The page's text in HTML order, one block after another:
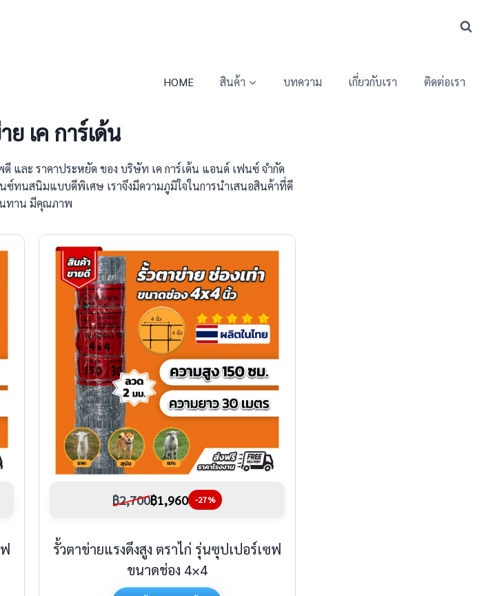
HOME สินค้า บทความ เกี่ยวกับเรา ติดต่อเรา
ย เค การ์เด้น
และ ราคาประหยัด ของ บริษัท เค การ์เด้น แอนด์ เฟนซ์ จำกัด
ซ์ทนสนิมแบบดีพิเศษ เราจึงมีความภูมิใจในการนำเสนอสินค้าที่ดี
ทาน มีคุณภาพ
฿2,700฿1,960 -27%
รั้วตาข่ายแรงดึงสูง ตราไก่ รุ่นซุปเปอร์เซฟ
ขนาดช่อง 4×4